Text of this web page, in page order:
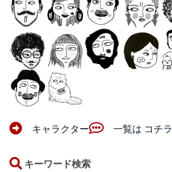
キャラクター 一覧は コチラ
キーワード検索